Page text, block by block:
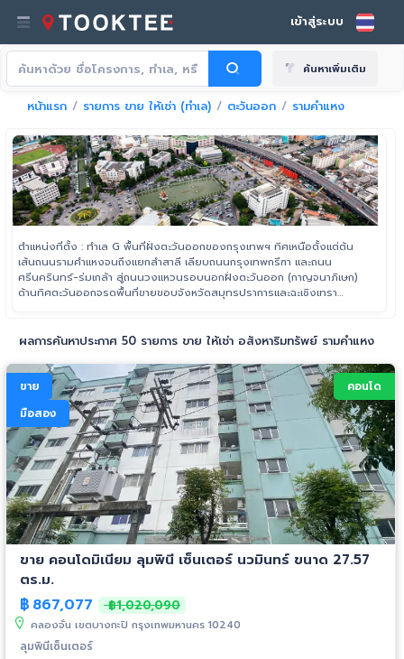
เข้าสู่ระบบ
ค้นหาเพิ่มเติม
หน้าแรก รายการ ขาย ให้เช่า (ทำเล) ตะวันออก รามคำแหง
ตำแหน่งที่ตั้ง : ทำเล G พื้นที่ฝั่งตะวันออกของกรุงเทพฯ ทิศเหนือตั้งแต่ต้น
เส้นถนนรามคำแหงจนถึงแยกลำสาลี เลียบถนนกรุงเทพกรีฑา และถนน
ศรีนครินทร์-ร่มเกล้า สู่ถนนวงแหวนรอบนอกฝั่งตะวันออก (กาญจนาภิเษก)
ด้านทิศตะวันออกจรดพื้นที่ขายขอบจังหวัดสมุทรปราการและฉะเชิงเทรา
ผลการค้นหาประกาศ 50 รายการ ขาย ให้เช่า อสังหาริมทรัพย์ รามคำแหง
ขาย
มือสอง
คอนโด
ขาย คอนโดมิเนียม ลุมพินี เซ็นเตอร์ นวมินทร์ ขนาด 27.57
ตร.ม.
฿ 867,077 ฿1,020,090
คลองจั่น เขตบางกะปิ กรุงเทพมหานคร 10240
ลุมพินีเซ็นเตอร์